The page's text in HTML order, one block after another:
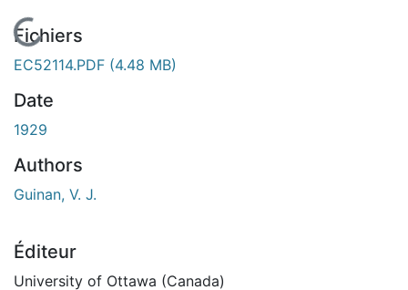
En cours de chargement...
Fichiers
EC52114.PDF (4.48 MB)
Date
1929
Authors
Guinan, V. J.
Éditeur
University of Ottawa (Canada)